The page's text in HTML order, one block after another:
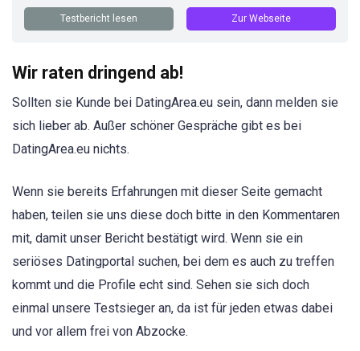
Testbericht lesen Zur Webseite
Wir raten dringend ab!
Sollten sie Kunde bei DatingArea.eu sein, dann melden sie
sich lieber ab. Außer schöner Gespräche gibt es bei
DatingArea.eu nichts.
Wenn sie bereits Erfahrungen mit dieser Seite gemacht
haben, teilen sie uns diese doch bitte in den Kommentaren
mit, damit unser Bericht bestätigt wird. Wenn sie ein
seriöses Datingportal suchen, bei dem es auch zu treffen
kommt und die Profile echt sind. Sehen sie sich doch
einmal unsere Testsieger an, da ist für jeden etwas dabei
und vor allem frei von Abzocke.